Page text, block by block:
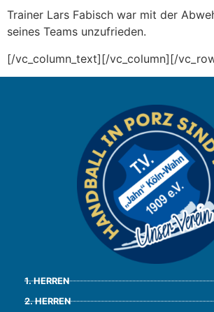
Trainer Lars Fabisch war mit der
seines Teams unzufrieden.
[/vc_column_text][/vc_column][/
1. HERREN
2. HERREN